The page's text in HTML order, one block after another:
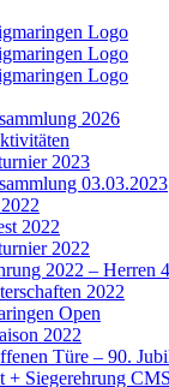
2026
2023
03.03.2023
2022
2022
2022 – Herren
2022
Open
2022
Türe – 90.
+ Siegerehrung